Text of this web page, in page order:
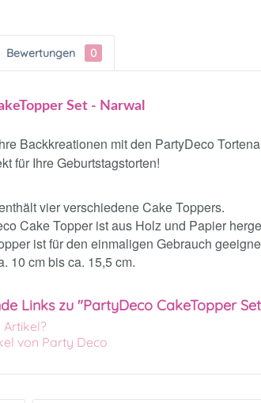
Bewertungen 0
Set - Narwal
Backkreationen mit den PartyDeco
für Ihre Geburtstagstorten!
vier verschiedene Cake Toppers.
Cake Topper ist aus Holz und Papier
ist für den einmaligen Gebrauch
10 cm bis ca. 15,5 cm.
Links zu "PartyDeco CakeTopper
von Party Deco